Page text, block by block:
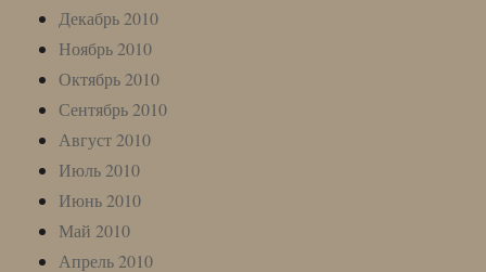
Декабрь 2010
Ноябрь 2010
Октябрь 2010
Сентябрь 2010
Август 2010
Июль 2010
Июнь 2010
Май 2010
Апрель 2010